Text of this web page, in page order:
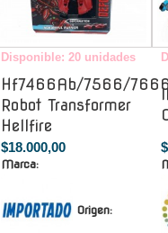
Disponible: 20 unidades
Hf7466Ab/7566/
Robot Transformer
Hellfire
$18.000,00
Marca:
Origen: